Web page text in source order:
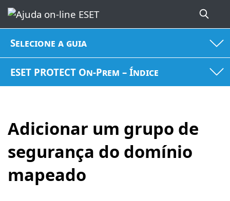
Selecione a guia
ESET PROTECT On-Prem – Índice
Adicionar um grupo de
segurança do domínio
mapeado